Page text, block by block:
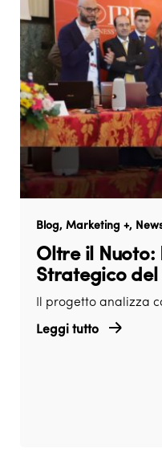
Blog Marketing +
Oltre il Nuoto:
Strategico del
Il progetto analizza
Leggi tutto